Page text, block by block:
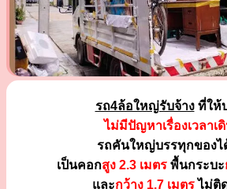
รถ4ล้อใหญ่รับจ้างที่ให้
ไม่มีปัญหาเรื่องเวลาเ
รถคันใหญ่บรรทุกของไ
เป็นคอกสูง 2.3 เมตรพื้นกระบะ
และกว้าง 1.7 เมตรไม่ติ